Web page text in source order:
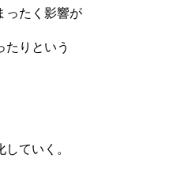
ったく影響が
たりという
ていく。